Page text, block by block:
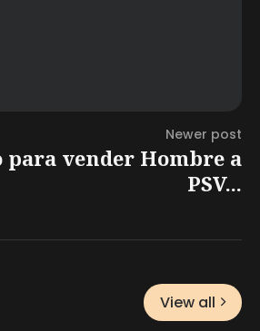
Newer post
vender Hombre a
PSV...
View all